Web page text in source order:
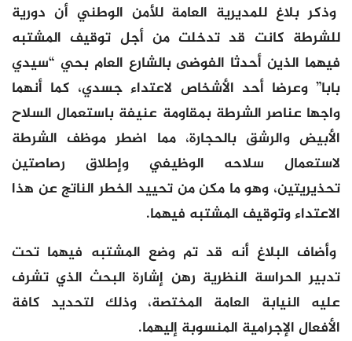
وذكر بلاغ للمديرية العامة للأمن الوطني أن دورية
للشرطة كانت قد تدخلت من أجل توقيف المشتبه
فيهما الذين أحدثا الفوضى بالشارع العام بحي “سيدي
بابا” وعرضا أحد الأشخاص لاعتداء جسدي، كما أنهما
واجها عناصر الشرطة بمقاومة عنيفة باستعمال السلاح
الأبيض والرشق بالحجارة، مما اضطر موظف الشرطة
لاستعمال سلاحه الوظيفي وإطلاق رصاصتين
تحذيريتين، وهو ما مكن من تحييد الخطر الناتج عن هذا
الاعتداء وتوقيف المشتبه فيهما.
وأضاف البلاغ أنه قد تم وضع المشتبه فيهما تحت
تدبير الحراسة النظرية رهن إشارة البحث الذي تشرف
عليه النيابة العامة المختصة، وذلك لتحديد كافة
الأفعال الإجرامية المنسوبة إليهما.